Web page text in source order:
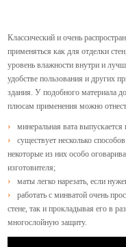
Классический и очень
применяться как для отделки
уровень влажности внутри и
удобстве пользования и других
здания. У подобного материала
плюсам применения можно
минеральная вата
существует несколько
некоторые из них особо
изготовителя;
маты легко нарезать, если
работать с минватой очень
стене, так и прокладывая его в
многослойную защиту.